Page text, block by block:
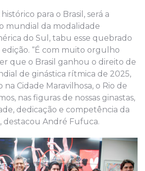
para o Brasil, será a
mundial da modalidade
do Sul, tabu esse quebrado
edição. “É com muito orgulho
que o Brasil ganhou o direito de
de ginástica rítmica de 2025,
na Cidade Maravilhosa, o Rio de
nas figuras de nossas ginastas,
dedicação e competência da
destacou André Fufuca.